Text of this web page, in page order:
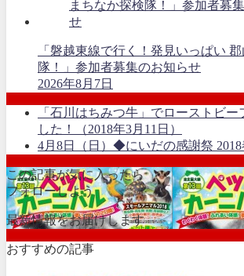
「磐越東線で行く！発見いっぱい
隊！」参加者募集のお知らせ
2026年8月7日
「石川はちみつ牛」でローストビー
した！（2018年3月11日）
4月8日（日）◆にいだの感謝祭 2018
この記事が気に入ったら
フォローしよう
最新情報をお届けします
おすすめの記事